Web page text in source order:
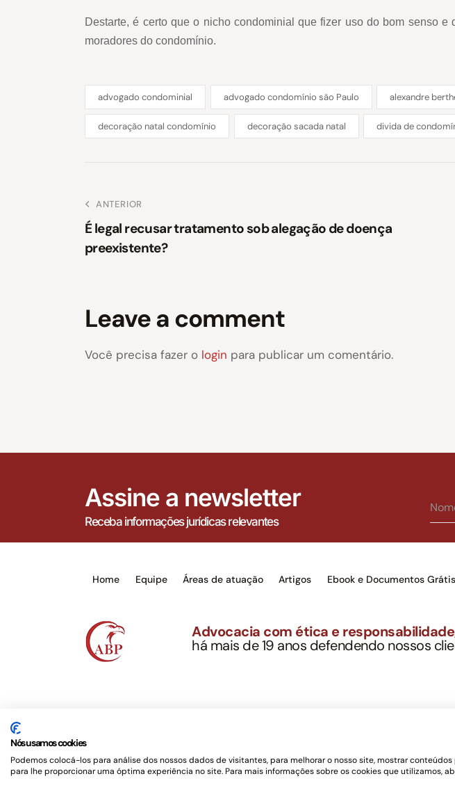
Destarte, é certo que o nicho condominial que fizer uso do bom senso
moradores do condomínio.
advogado condominial advogado condomínio são Paulo alexandre
decoração natal condomínio decoração sacada natal divida de
ANTERIOR
É legal recusar tratamento sob alegação de doença
preexistente?
Leave a comment
Você precisa fazer o login para publicar um comentário.
Assine a newsletter
Receba informações jurídicas relevantes
Home Equipe Áreas de atuação Artigos Ebook e Documentos Grátis
Advocacia com ética e
há mais de 19 anos defendendo nossos
Este site não é um produto Meta Platforms, Inc., Google LLC, tampouco
serviços jurídicos, privativos de advogados, de acordo com a legislação vigente
OAB/SP nº 22477 –
Desenvolvido porRotamaxima Digital
Nós usamos cookies
Podemos colocá-los para análise dos nossos dados de visitantes, para melhorar o nosso site, mostrar
para lhe proporcionar uma óptima experiência no site. Para mais informações sobre os cookies que utilizamos,